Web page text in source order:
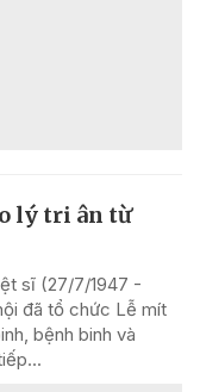
lý tri ân từ
sĩ (27/7/1947 -
đã tổ chức Lễ mít
bệnh binh và